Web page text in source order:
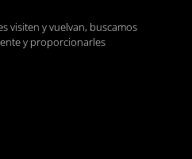
visiten y vuelvan, buscamos
y proporcionarles